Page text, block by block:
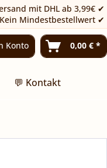
mit DHL ab 3,99€ ✔
Kein Mindestbestellwert ✔
Konto 0,00 € *
💬 Kontakt